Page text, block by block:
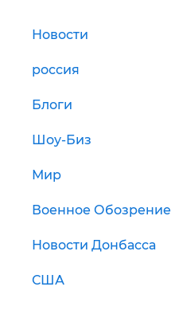
Новости
россия
Блоги
Шоу-Биз
Мир
Военное Обозрение
Новости Донбасса
США